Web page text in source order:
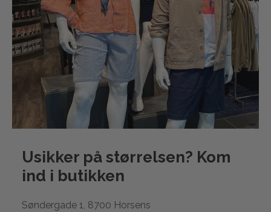
Usikker på størrelsen? Kom
ind i butikken
Søndergade 1, 8700 Horsens